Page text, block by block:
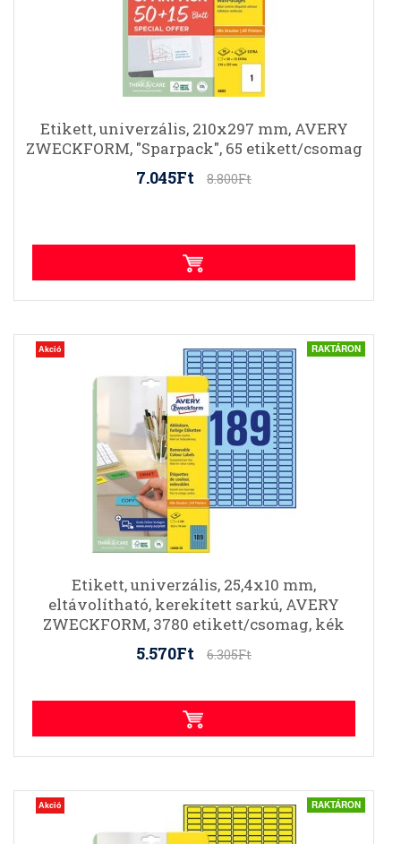
Etikett, univerzális, 210x297 mm, AVERY
ZWECKFORM, "Sparpack", 65 etikett/csomag
7.045Ft 8.800Ft
Akció RAKTÁRON
Etikett, univerzális, 25,4x10 mm,
eltávolítható, kerekített sarkú, AVERY
ZWECKFORM, 3780 etikett/csomag, kék
5.570Ft 6.305Ft
Akció RAKTÁRON